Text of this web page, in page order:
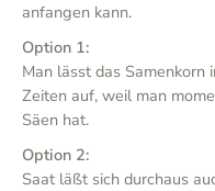
anfangen kann.
Option 1:
Man lässt das Samenkorn
Zeiten auf, weil man
Säen hat.
Option 2:
Saat läßt sich durchaus